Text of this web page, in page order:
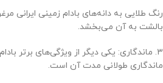
رنگ طلایی به دانه‌های بادام زمینی ایرانی
بالشت به آن می‌بخشد.
۳. ماندگاری: یکی دیگر از ویژگی‌های برتر
ماندگاری طولانی مدت آن است.